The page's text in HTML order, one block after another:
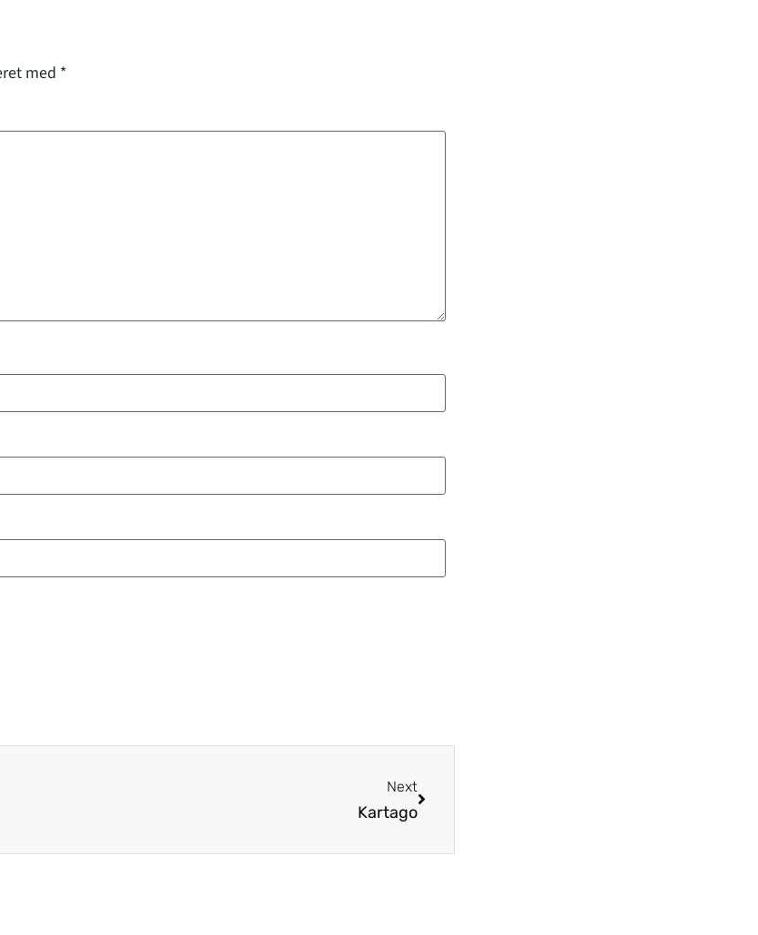
med *
Next
Kartago